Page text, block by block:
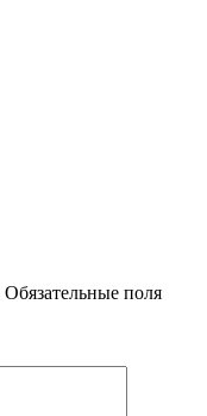
Обязательные поля